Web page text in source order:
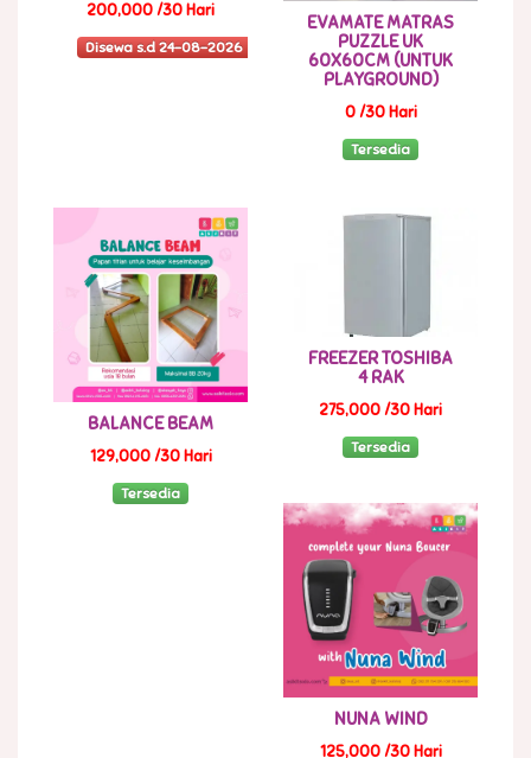
200,000 /30 Hari
Disewa s.d 24-08-2026
EVAMATE MATRAS
PUZZLE UK
60X60CM (UNTUK
PLAYGROUND)
0 /30 Hari
Tersedia
BALANCE BEAM
129,000 /30 Hari
Tersedia
FREEZER TOSHIBA
4 RAK
275,000 /30 Hari
Tersedia
NUNA WIND
125,000 /30 Hari